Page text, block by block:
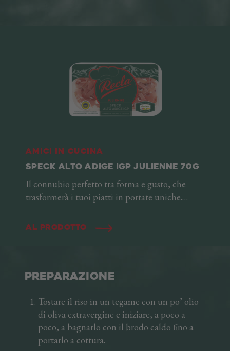
Amici in cucina
SPECK ALTO ADIGE IGP JULIENNE 70G
Il connubio perfetto tra forma e gusto, che
trasformerà i tuoi piatti in portate uniche.
Alto Adige IGP sono ideali per arricchire paste,
risotti, gnocchi, zuppe ed insalate. Velocissima
cucina!
Al prodotto
PREPARAZIONE
Tostare il riso in un tegame con un po’ olio
di oliva extravergine e iniziare, a poco a
poco, a bagnarlo con il brodo caldo fino a
portarlo a cottura.